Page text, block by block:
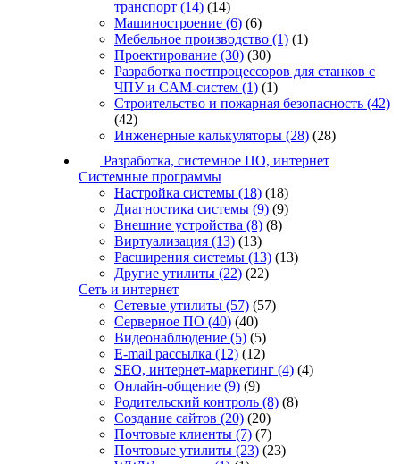
транспорт (14) (14)
Машиностроение (6) (6)
Мебельное производство (1) (1)
Проектирование (30) (30)
Разработка постпроцессоров для станков с
ЧПУ и CAM-систем (1) (1)
Строительство и пожарная безопасность (42)
(42)
Инженерные калькуляторы (28) (28)
Разработка, системное ПО, интернет
Системные программы
Настройка системы (18) (18)
Диагностика системы (9) (9)
Внешние устройства (8) (8)
Виртуализация (13) (13)
Расширения системы (13) (13)
Другие утилиты (22) (22)
Сеть и интернет
Сетевые утилиты (57) (57)
Серверное ПО (40) (40)
Видеонаблюдение (5) (5)
E-mail рассылка (12) (12)
SEO, интернет-маркетинг (4) (4)
Онлайн-общение (9) (9)
Родительский контроль (8) (8)
Создание сайтов (20) (20)
Почтовые клиенты (7) (7)
Почтовые утилиты (23) (23)